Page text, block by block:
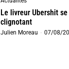
Le livreur Ubershit
clignotant
Julien Moreau - 07/08/